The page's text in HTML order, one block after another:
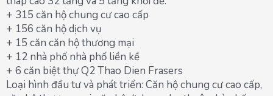
+ 315 căn hộ chung cư cao cấp
+ 156 căn hộ dịch vụ
+ 15 căn căn hộ thương mại
+ 12 nhà phố nhà phố liền kề
+ 6 căn biệt thự Q2 Thao Dien Frasers
Loại hình đầu tư và phát triển: Căn hộ chung cư cao cấp,